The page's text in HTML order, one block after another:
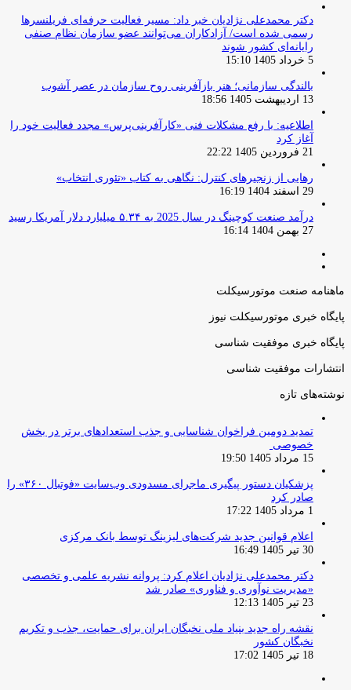
دکتر محمدعلی نژادیان خبر داد: مسیر فعالیت حرفه‌ای فریلنسرها
رسمی شده است/ آزادکاران می‌توانند عضو سازمان نظام صنفی
رایانه‌ای کشور شوند
5 خرداد 1405 15:10
بالندگی سازمانی؛ هنر بازآفرینی روح سازمان در عصر آشوب
13 اردیبهشت 1405 18:56
اطلاعیه: با رفع مشکلات فنی «کارآفرینی‌پرس» مجدد فعالیت خود را
آغاز کرد
21 فروردین 1405 22:22
رهایی از زنجیرهای کنترل: نگاهی به کتاب «تئوری انتخاب»
29 اسفند 1404 16:19
درآمد صنعت کوچینگ در سال 2025 به ۵.۳۴ میلیارد دلار آمریکا رسید
27 بهمن 1404 16:14
ماهنامه صنعت موتورسیکلت
پایگاه خبری موتورسیکلت نیوز
پایگاه خبری موفقیت شناسی
انتشارات موفقیت شناسی
نوشته‌های تازه
تمدید دومین فراخوان شناسایی و جذب استعدادهای برتر در بخش
خصوصی
15 مرداد 1405 19:50
پزشکیان دستور پیگیری ماجرای مسدودی وب‌سایت «فوتبال ۳۶۰» را
صادر کرد
1 مرداد 1405 17:22
اعلام قوانین جدید شرکت‌های لیزینگ توسط بانک مرکزی
30 تیر 1405 16:49
دکتر محمدعلی نژادیان اعلام کرد: پروانه نشریه علمی و تخصصی
«مدیریت نوآوری و فناوری» صادر شد
23 تیر 1405 12:13
نقشه راه جدید بنیاد ملی نخبگان ایران برای حمایت، جذب و تکریم
نخبگان کشور
18 تیر 1405 17:02